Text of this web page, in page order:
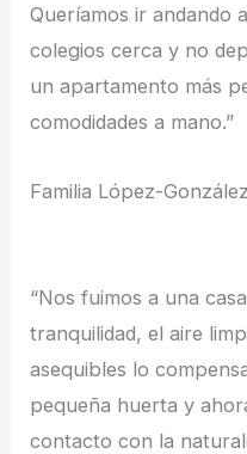
Queríamos ir andando
colegios cerca y no
un apartamento más
comodidades a mano.”
Familia López-
“Nos fuimos a una
tranquilidad, el aire
asequibles lo
pequeña huerta y
contacto con la